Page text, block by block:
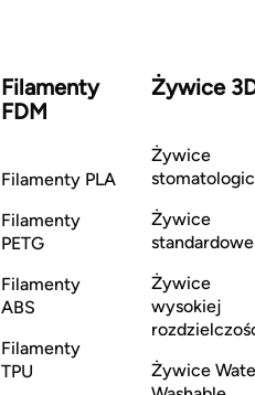
Filamenty
FDM
Filamenty PLA
Filamenty
PETG
Filamenty
ABS
Filamenty
TPU
Żywice
Żywice
Żywice
standardowe
Żywice
wysokiej
Żywice